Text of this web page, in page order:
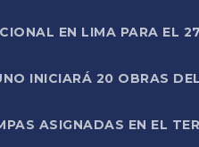
EN LIMA PARA EL
INICIARÁ 20 OBRAS
ASIGNADAS EN EL